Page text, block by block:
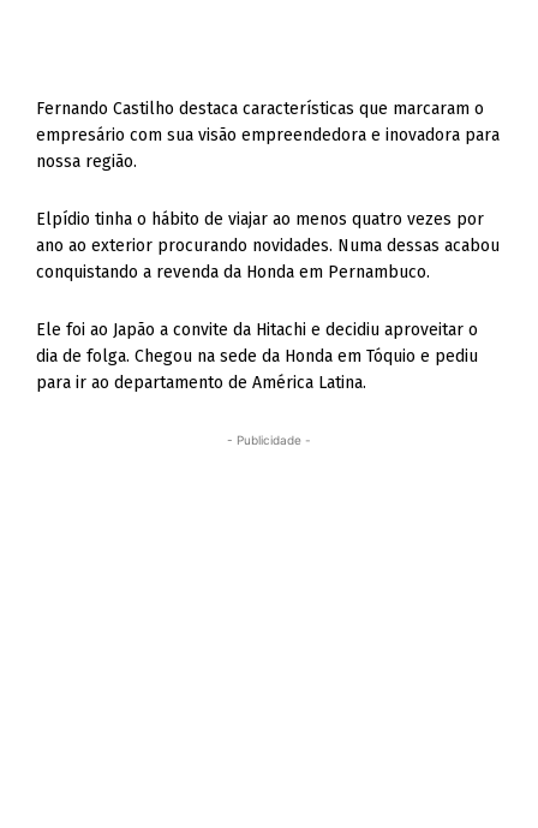
Fernando Castilho destaca características que marcaram o
empresário com sua visão empreendedora e inovadora para
nossa região.
Elpídio tinha o hábito de viajar ao menos quatro vezes por
ano ao exterior procurando novidades. Numa dessas acabou
conquistando a revenda da Honda em Pernambuco.
Ele foi ao Japão a convite da Hitachi e decidiu aproveitar o
dia de folga. Chegou na sede da Honda em Tóquio e pediu
para ir ao departamento de América Latina.
- Publicidade -